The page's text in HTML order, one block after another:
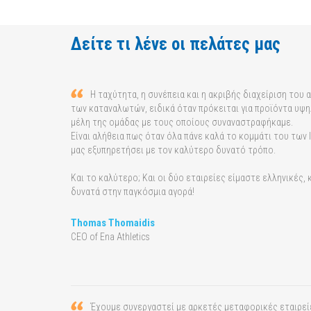
Δείτε τι λένε οι πελάτες μας
Η ταχύτητα, η συνέπεια και η ακριβής διαχείριση
των καταναλωτών, ειδικά όταν πρόκειται για προϊόντα
μέλη της ομάδας με τους οποίους συναναστραφήκαμε.
Είναι αλήθεια πως όταν όλα πάνε καλά το κομμάτι του των
μας εξυπηρετήσει με τον καλύτερο δυνατό τρόπο.
Και το καλύτερο; Και οι δύο εταιρείες είμαστε
δυνατά στην παγκόσμια αγορά!
Thomas Thomaidis
CEO of Ena Athletics
Έχουμε συνεργαστεί με αρκετές μεταφορικές